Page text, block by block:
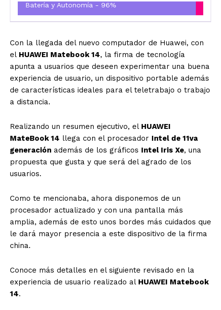
Batería y Autonomía - 96%
Con la llegada del nuevo computador de Huawei, con
el HUAWEI Matebook 14, la firma de tecnología
apunta a usuarios que deseen experimentar una buena
experiencia de usuario, un dispositivo portable además
de características ideales para el teletrabajo o trabajo
a distancia.
Realizando un resumen ejecutivo, el HUAWEI
MateBook 14 llega con el procesador Intel de 11va
generación además de los gráficos Intel Iris Xe, una
propuesta que gusta y que será del agrado de los
usuarios.
Como te mencionaba, ahora disponemos de un
procesador actualizado y con una pantalla más
amplia, además de esto unos bordes más cuidados que
le dará mayor presencia a este dispositivo de la firma
china.
Conoce más detalles en el siguiente revisado en la
experiencia de usuario realizado al HUAWEI Matebook
14.